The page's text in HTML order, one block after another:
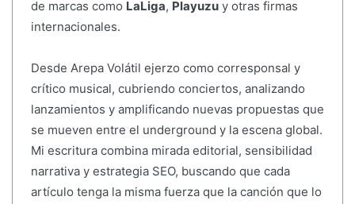
de marcas como LaLiga, Playuzuy otras firmas
internacionales.
Desde Arepa Volátil ejerzo como corresponsal y
crítico musical, cubriendo conciertos, analizando
lanzamientos y amplificando nuevas propuestas que
se mueven entre el underground y la escena global.
Mi escritura combina mirada editorial, sensibilidad
narrativa y estrategia SEO, buscando que cada
artículo tenga la misma fuerza que la canción que lo